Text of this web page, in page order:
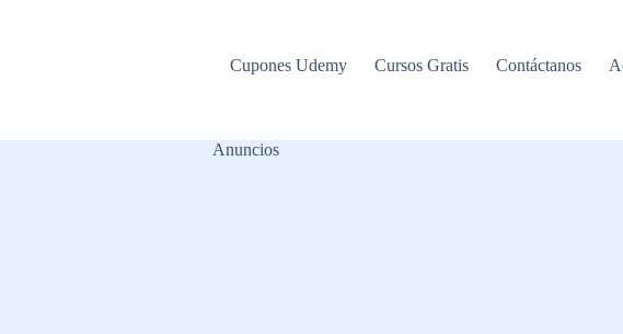
Cupones Udemy Cursos Gratis Contáctanos
Anuncios